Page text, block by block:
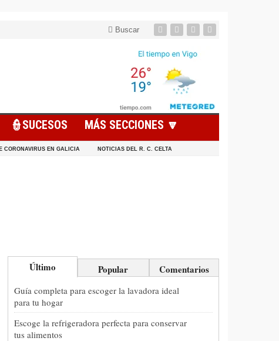
Buscar
👮SUCESOS MÁS SECCIONES 🔽
CORONAVIRUS EN GALICIA NOTICIAS DEL R. C. CELTA
Último Popular Comentarios
Guía completa para escoger la lavadora ideal
para tu hogar
Escoge la refrigeradora perfecta para conservar
tus alimentos